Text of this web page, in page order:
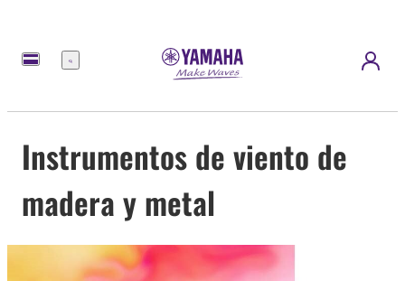
Menú
Instrumentos de viento de
madera y metal